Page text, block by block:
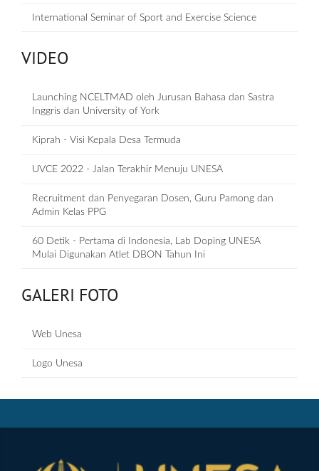
International Seminar of Sport and Exercise Science
VIDEO
Launching NCELTMAD oleh Jurusan Bahasa dan Sastra
Inggris dan University of York
Kiprah - Visi Kepala Desa Termuda
UVCE 2022 - Jalan Terakhir Menuju UNESA
Recruitment dan Penyegaran Dosen, Guru Pamong dan
Admin Kelas PPG
60 Detik - Pertama di Indonesia, Lab Doping UNESA
Mulai Digunakan Atlet DBON Tahun Ini
GALERI FOTO
Web Unesa
Logo Unesa